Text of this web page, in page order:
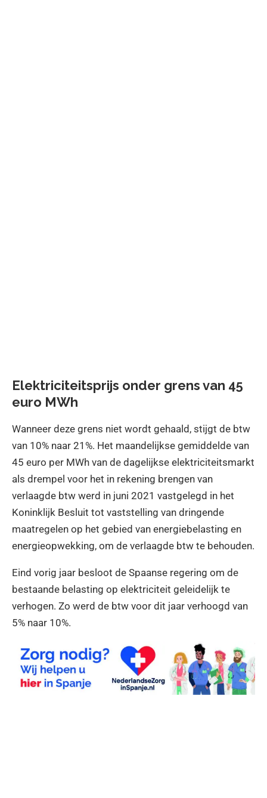
Elektriciteitsprijs onder grens van 45
euro MWh
Wanneer deze grens niet wordt gehaald, stijgt de btw
van 10% naar 21%. Het maandelijkse gemiddelde van
45 euro per MWh van de dagelijkse elektriciteitsmarkt
als drempel voor het in rekening brengen van
verlaagde btw werd in juni 2021 vastgelegd in het
Koninklijk Besluit tot vaststelling van dringende
maatregelen op het gebied van energiebelasting en
energieopwekking, om de verlaagde btw te behouden.
Eind vorig jaar besloot de Spaanse regering om de
bestaande belasting op elektriciteit geleidelijk te
verhogen. Zo werd de btw voor dit jaar verhoogd van
5% naar 10%.